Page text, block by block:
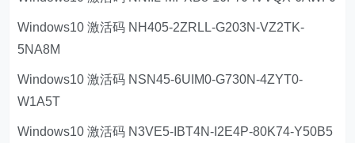
Windows10 激活码 NH405-2ZRLL-G203N-VZ2TK-
5NA8M
Windows10 激活码 NSN45-6UIM0-G730N-4ZYT0-
W1A5T
Windows10 激活码 N3VE5-IBT4N-I2E4P-80K74-Y50B5